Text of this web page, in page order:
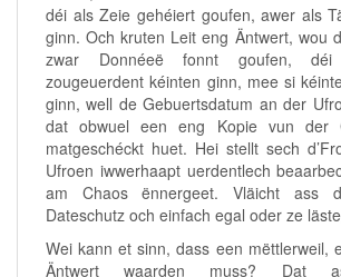
déi als Zeie gehéiert goufen, awer als
ginn. Och kruten Leit eng Äntwert, wou
zwar Donnéeë fonnt goufen,
zougeuerdent kéinten ginn, mee si
ginn, well de Gebuertsdatum an der
dat obwuel een eng Kopie vun der
matgeschéckt huet. Hei stellt sech
Ufroen iwwerhaapt uerdentlech
am Chaos ënnergeet. Vläicht ass
Dateschutz och einfach egal oder ze
Wei kann et sinn, dass een mëttlerweil,
Äntwert waarden muss? Dat